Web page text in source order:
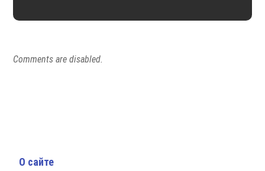
Comments are disabled.
О сайте